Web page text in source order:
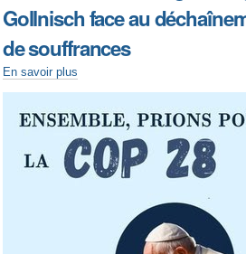
Gollnisch face au
de souffrances
En savoir plus